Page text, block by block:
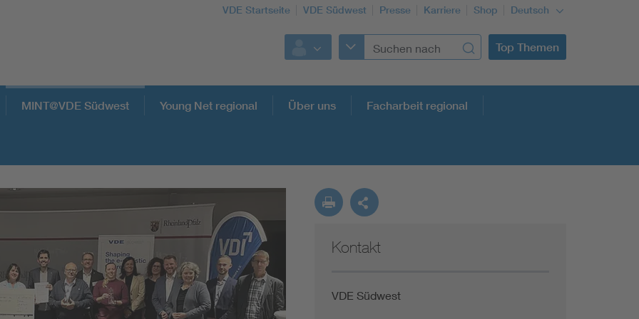
VDE Startseite VDE Südwest Presse Karriere Shop Deutsch
Top Themen
MINT@VDE Südwest Young Net regional Über uns Facharbeit regional
Kontakt
VDE Südwest